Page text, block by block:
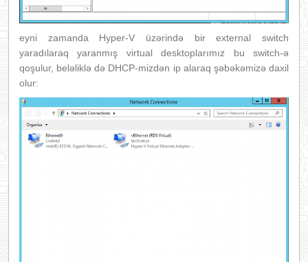
eyni zamanda Hyper-V üzərində bir external switch
yaradılaraq yaranmış virtual desktoplarımız bu switch-ə
qoşulur, beləliklə də DHCP-mizdən ip alaraq şəbəkəmizə daxil
olur: